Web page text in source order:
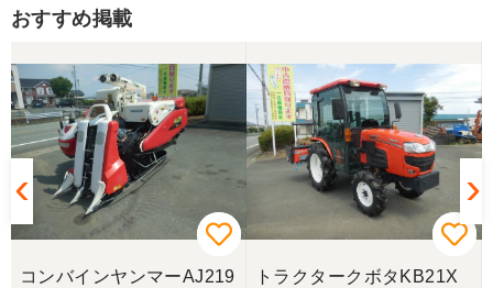
この度はお世話になりました。また、機会があれば
よろしくお願いします。
三重県／ユウスケ
購入から引き取りまでスムーズでした。ありがとう
ございました。
おすすめ掲載
コンバインヤンマーAJ219
トラクタークボタKB21X